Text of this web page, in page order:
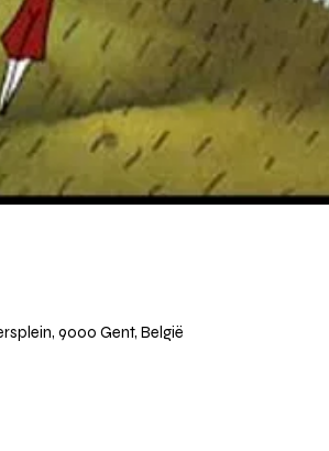
9000 Gent, België